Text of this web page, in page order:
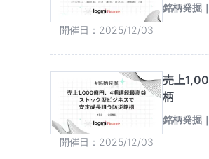
開催日 2025/12/03
銘柄発掘
開催日 2025/12/03
売上
柄
銘柄発掘